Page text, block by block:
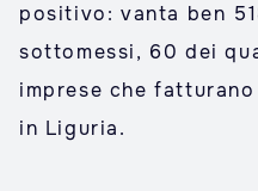
positivo: vanta ben
sottomessi, 60 dei
imprese che
in Liguria.